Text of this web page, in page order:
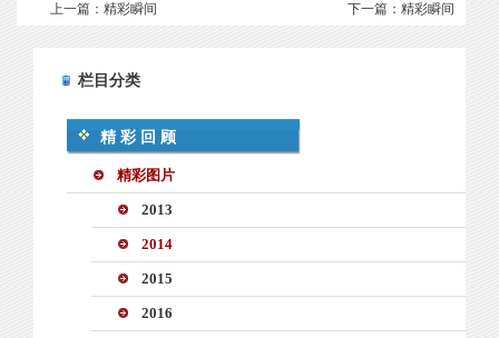
上一篇： 精彩瞬间 下一篇： 精彩瞬间
栏目分类
精彩回顾
精彩图片
2013
2014
2015
2016